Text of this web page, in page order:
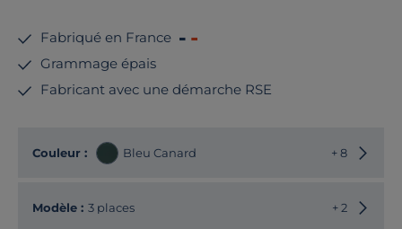
Fabriqué en France
Grammage épais
Fabricant avec une démarche RSE
Couleur : Bleu Canard + 8
Modèle : 3 places + 2